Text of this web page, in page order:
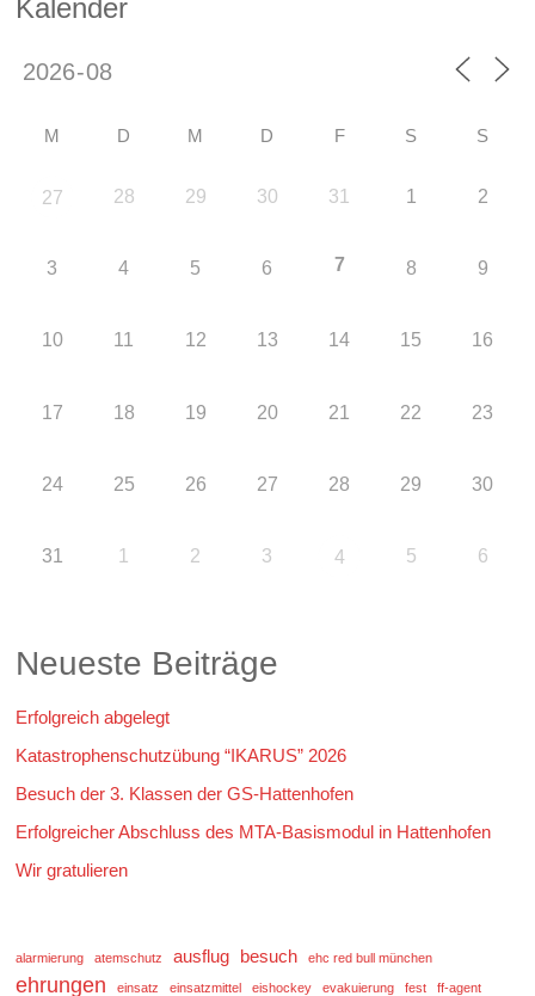
Kalender
M D M D F S S
27 28 29 30 31 1 2
3 4 5 6 7 8 9
10 11 12 13 14 15 16
17 18 19 20 21 22 23
24 25 26 27 28 29 30
31 1 2 3 4 5 6
Neueste Beiträge
Erfolgreich abgelegt
Katastrophenschutzübung “IKARUS” 2026
Besuch der 3. Klassen der GS-Hattenhofen
Erfolgreicher Abschluss des MTA-Basismodul in Hattenhofen
Wir gratulieren
alarmierung atemschutz ausflug besuch ehc red bull münchen
ehrungen einsatz einsatzmittel eishockey evakuierung fest ff-agent